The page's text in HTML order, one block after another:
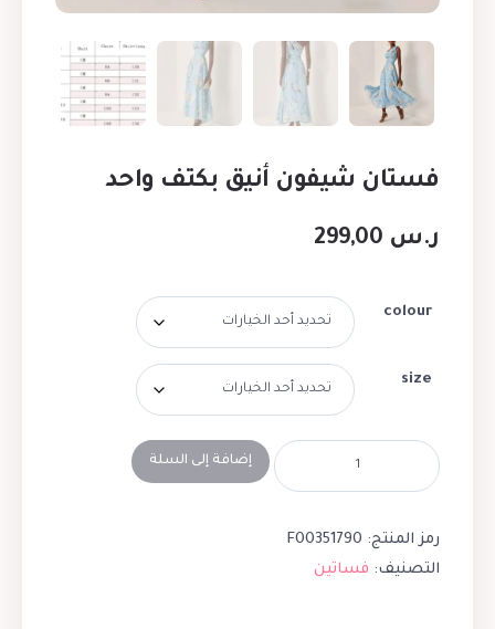
فستان شيفون أنيق بكتف واحد
ر.س
colour
size
إضافة إلى السلة
رمز المنتج: F00351790
التصنيف: فساتين